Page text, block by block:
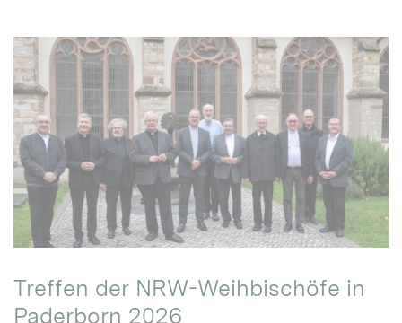
Treffen der NRW-Weihbischöfe in
Paderborn 2026